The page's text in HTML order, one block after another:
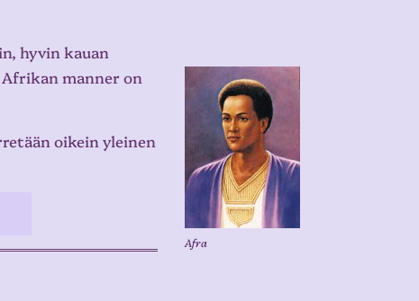
Afra
hyvin kauan
manner on
oikein yleinen